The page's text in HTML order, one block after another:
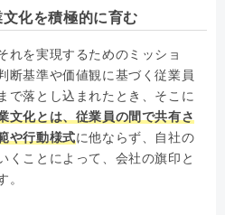
化を積極的に育む
れを実現するためのミッショ
断基準や価値観に基づく従業員
で落とし込まれたとき、そこに
文化とは、従業員の間で共有さ
や行動様式に他ならず、自社の
くことによって、会社の旗印と
。